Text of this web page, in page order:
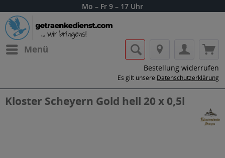
Mo – Fr 9 – 17 Uhr
Menü
Bestellung widerrufen
Es gilt unsere Datenschutzerklärung
Kloster Scheyern Gold hell 20 x 0,5l